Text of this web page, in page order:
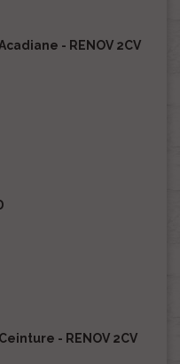
- RENOV 2CV
- RENOV 2CV